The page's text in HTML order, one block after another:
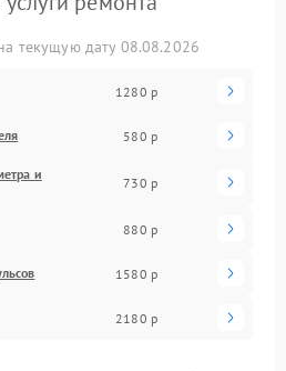
текущую дату 08.08.2026
1280 р
580 р
и
730 р
880 р
1580 р
2180 р